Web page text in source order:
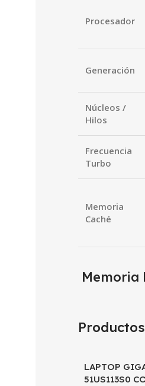
Procesador
Generación
Núcleos /
Hilos
Frecuencia
Turbo
Memoria
Caché
Memoria
SALE
LAPTOP
51US113S0